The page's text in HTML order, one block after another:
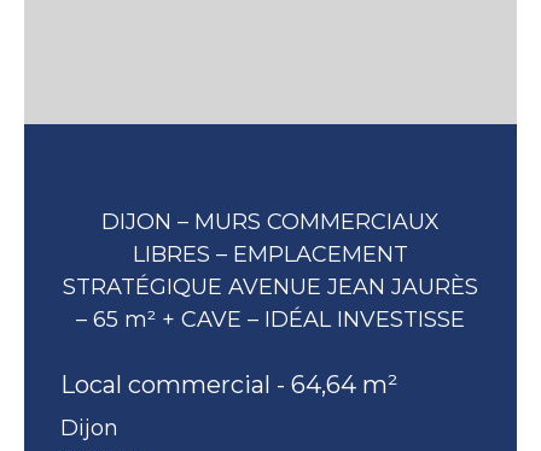
DIJON – MURS COMMERCIAUX
LIBRES – EMPLACEMENT
STRATÉGIQUE AVENUE JEAN JAURÈS
– 65 m² + CAVE – IDÉAL INVESTISSE
Local commercial - 64,64 m²
Dijon